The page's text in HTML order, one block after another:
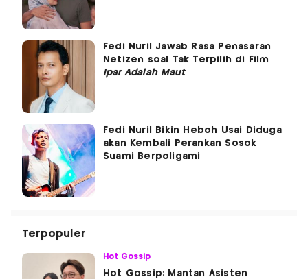
Fedi Nuril Jawab Rasa Penasaran
Netizen soal Tak Terpilih di Film
Ipar Adalah Maut
Fedi Nuril Bikin Heboh Usai Diduga
akan Kembali Perankan Sosok
Suami Berpoligami
Terpopuler
Hot Gossip
Hot Gossip: Mantan Asisten